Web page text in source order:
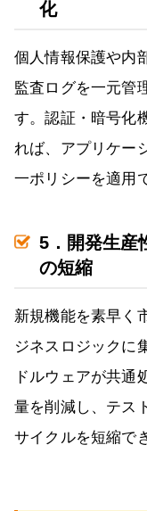
化
個人情報保護や内
監査ログを一元管
す。認証・暗号化
れば、アプリケー
一ポリシーを適用
5．開発生産
の短縮
新規機能を素早く
ジネスロジックに
ドルウェアが共通
量を削減し、テス
サイクルを短縮で